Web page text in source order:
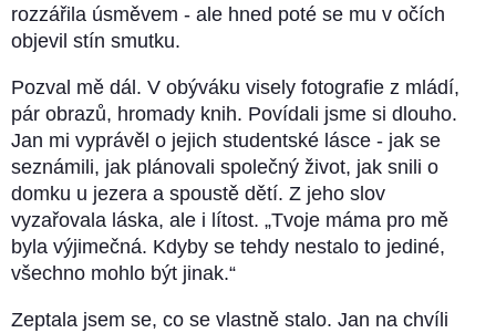
rozzářila úsměvem - ale hned poté se mu v očích
objevil stín smutku.
Pozval mě dál. V obýváku visely fotografie z mládí,
pár obrazů, hromady knih. Povídali jsme si dlouho.
Jan mi vyprávěl o jejich studentské lásce - jak se
seznámili, jak plánovali společný život, jak snili o
domku u jezera a spoustě dětí. Z jeho slov
vyzařovala láska, ale i lítost. „Tvoje máma pro mě
byla výjimečná. Kdyby se tehdy nestalo to jediné,
všechno mohlo být jinak.“
Zeptala jsem se, co se vlastně stalo. Jan na chvíli